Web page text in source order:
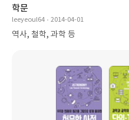
학문
leeyeoul64 2014-04-01
역사, 철학, 과학 등